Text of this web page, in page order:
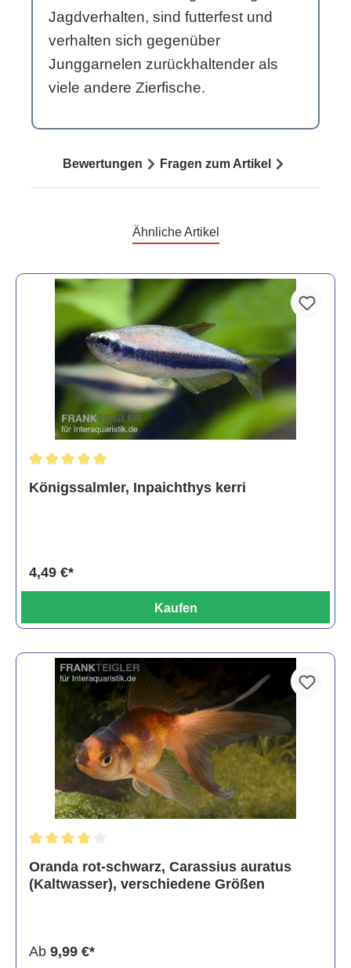
Jagdverhalten, sind futterfest und
verhalten sich gegenüber
Junggarnelen zurückhaltender als
viele andere Zierfische.
Bewertungen Fragen zum Artikel
Ähnliche Artikel
Königssalmler, Inpaichthys kerri
4,49 €*
Kaufen
Oranda rot-schwarz, Carassius auratus
(Kaltwasser), verschiedene Größen
Ab 9,99 €*